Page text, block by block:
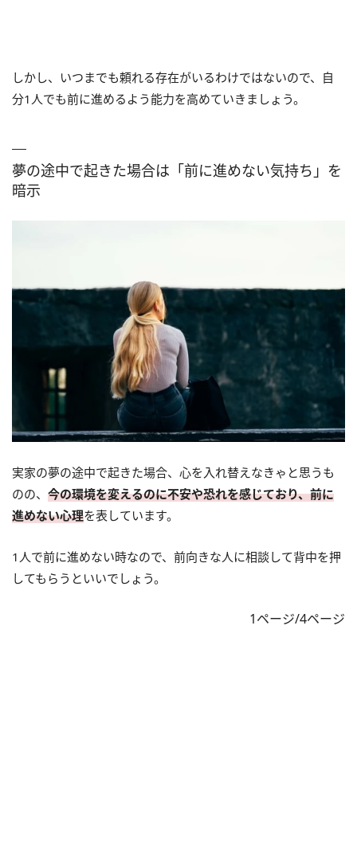
しかし、いつまでも頼れる存在がいるわけではないので、自
分1人でも前に進めるよう能力を高めていきましょう。
夢の途中で起きた場合は「前に進めない気持ち」を
暗示
実家の夢の途中で起きた場合、心を入れ替えなきゃと思うも
のの、 今の環境を変えるのに不安や恐れを感じており、前に
進めない心理を表しています。
1人で前に進めない時なので、前向きな人に相談して背中を押
してもらうといいでしょう。
1ページ/4ページ